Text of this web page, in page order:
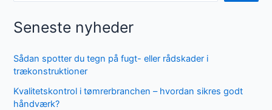
Seneste nyheder
Sådan spotter du tegn på fugt- eller rådskader i
trækonstruktioner
Kvalitetskontrol i tømrerbranchen – hvordan sikres godt
håndværk?